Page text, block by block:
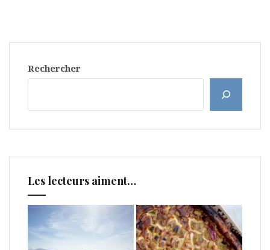
Rechercher
Les lecteurs aiment…